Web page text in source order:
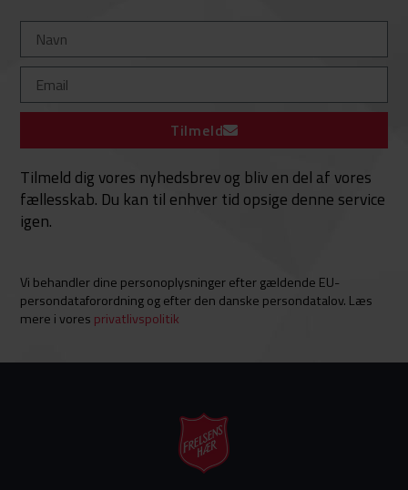
Tilmeld
Tilmeld dig vores nyhedsbrev og bliv en del af vores
fællesskab. Du kan til enhver tid opsige denne service
igen.
Vi behandler dine personoplysninger efter gældende EU-
persondataforordning og efter den danske persondatalov. Læs
mere i vores privatlivspolitik